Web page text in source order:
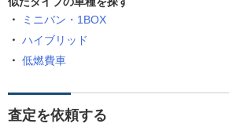
ミニバン・1BOX
ハイブリッド
低燃費車
査定を依頼する